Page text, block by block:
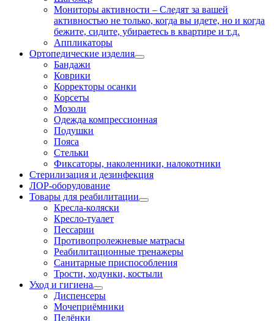
Мониторы активности – Следят за вашей
активностью не только, когда вы идете, но и когда
бежите, сидите, убираетесь в квартире и т.д.
Аппликаторы
Ортопедические изделия
Бандажи
Коврики
Корректоры осанки
Корсеты
Мозоли
Одежда компрессионная
Подушки
Пояса
Стельки
Фиксаторы, наколенники, налокотники
Стерилизация и дезинфекция
ЛОР-оборудование
Товары для реабилитации
Кресла-коляски
Кресло-туалет
Пессарии
Противопролежневые матрасы
Реабилитационные тренажеры
Санитарные приспособления
Трости, ходунки, костыли
Уход и гигиена
Диспенсеры
Мочеприёмники
Пелёнки